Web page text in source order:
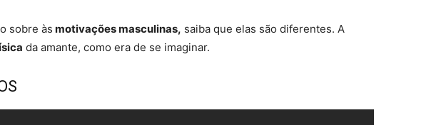
sobre às motivações masculinas, saiba que elas são diferentes. A
da amante, como era de se imaginar.